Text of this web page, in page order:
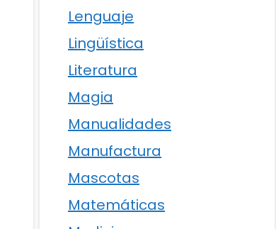
Lenguaje
Lingüística
Literatura
Magia
Manualidades
Manufactura
Mascotas
Matemáticas